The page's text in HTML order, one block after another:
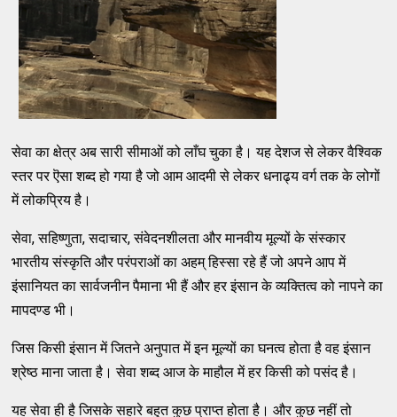
सेवा का क्षेत्र अब सारी सीमाओं को लाँघ चुका है। यह देशज से लेकर वैश्विक
स्तर पर ऎसा शब्द हो गया है जो आम आदमी से लेकर धनाढ्य वर्ग तक के लोगों
में लोकप्रिय है।
सेवा, सहिष्णुता, सदाचार, संवेदनशीलता और मानवीय मूल्यों के संस्कार
भारतीय संस्कृति और परंपराओं का अहम् हिस्सा रहे हैं जो अपने आप में
इंसानियत का सार्वजनीन पैमाना भी हैं और हर इंसान के व्यक्तित्व को नापने का
मापदण्ड भी।
जिस किसी इंसान में जितने अनुपात में इन मूल्यों का घनत्व होता है वह इंसान
श्रेष्ठ माना जाता है। सेवा शब्द आज के माहौल में हर किसी को पसंद है।
यह सेवा ही है जिसके सहारे बहुत कुछ प्राप्त होता है। और कुछ नहीं तो